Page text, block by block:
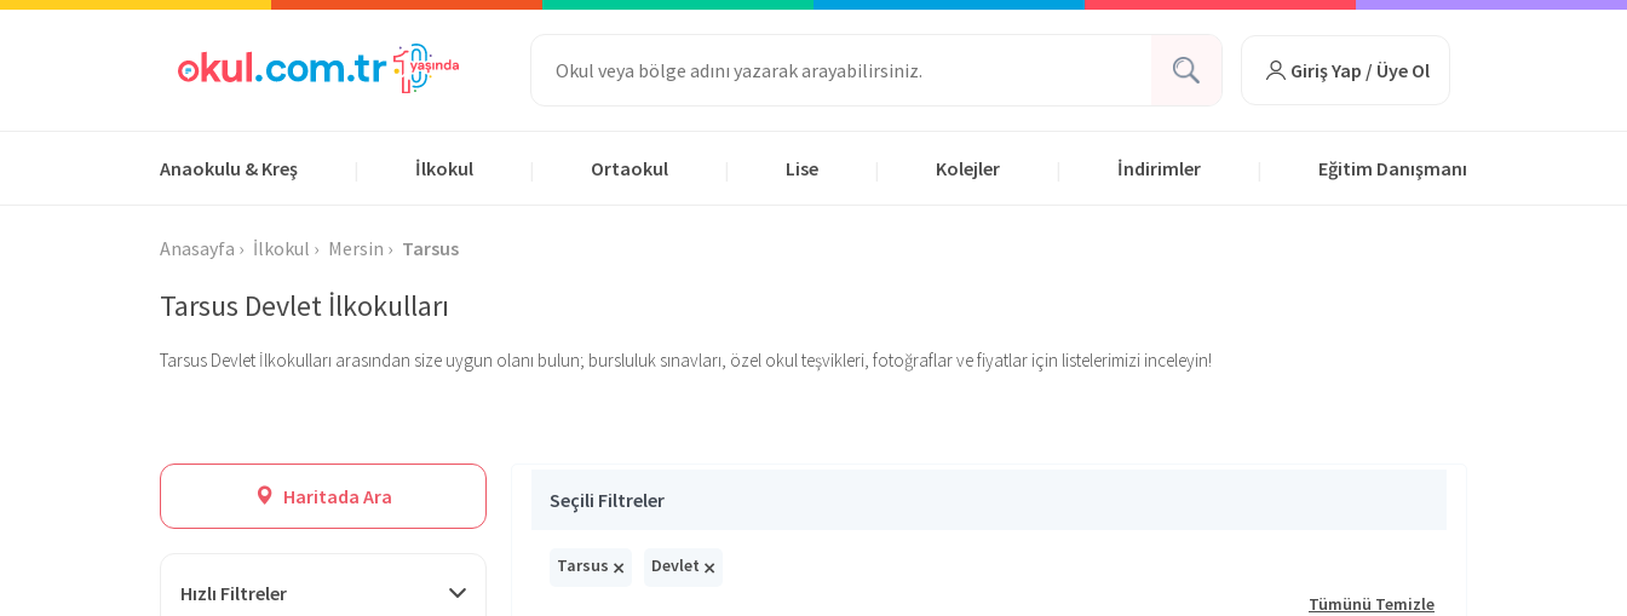
Giriş Yap / Üye Ol
Anaokulu & Kreş İlkokul Ortaokul Lise Kolejler İndirimler Eğitim Danışmanı
Anasayfa İlkokul Mersin Tarsus
Tarsus Devlet İlkokulları
Tarsus Devlet İlkokulları arasından size uygun olanı bulun; bursluluk sınavları, özel okul teşvikleri, fotoğraflar ve fiyatlar için listelerimizi inceleyin!
Haritada Ara
Hızlı Filtreler
Seçili Filtreler
Tarsus × Devlet ×
Tümünü Temizle